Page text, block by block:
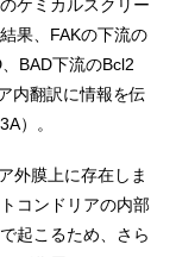
ケミカルスクリー
果、FAKの下流の
BAD下流のBcl2
内翻訳に情報を伝
）。
外膜上に存在しま
コンドリアの内部
起こるため、さら